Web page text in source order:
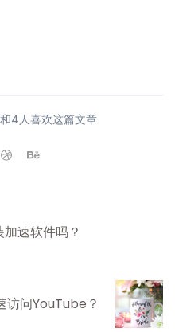
4人喜欢这篇文章
速软件吗？
访问YouTube？